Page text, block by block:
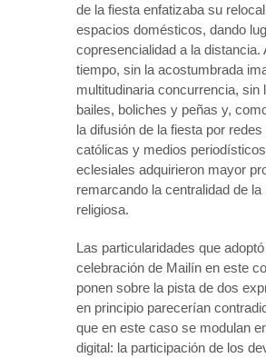
de la fiesta enfatizaba su
espacios domésticos, dando
copresencialidad a la distancia.
tiempo, sin la acostumbrada
multitudinaria concurrencia, sin
bailes, boliches y peñas y,
la difusión de la fiesta por
católicas y medios
eclesiales adquirieron mayor
remarcando la centralidad de la
religiosa.
Las particularidades que
celebración de Mailín en este
ponen sobre la pista de dos
en principio parecerían
que en este caso se modulan
digital: la participación de los